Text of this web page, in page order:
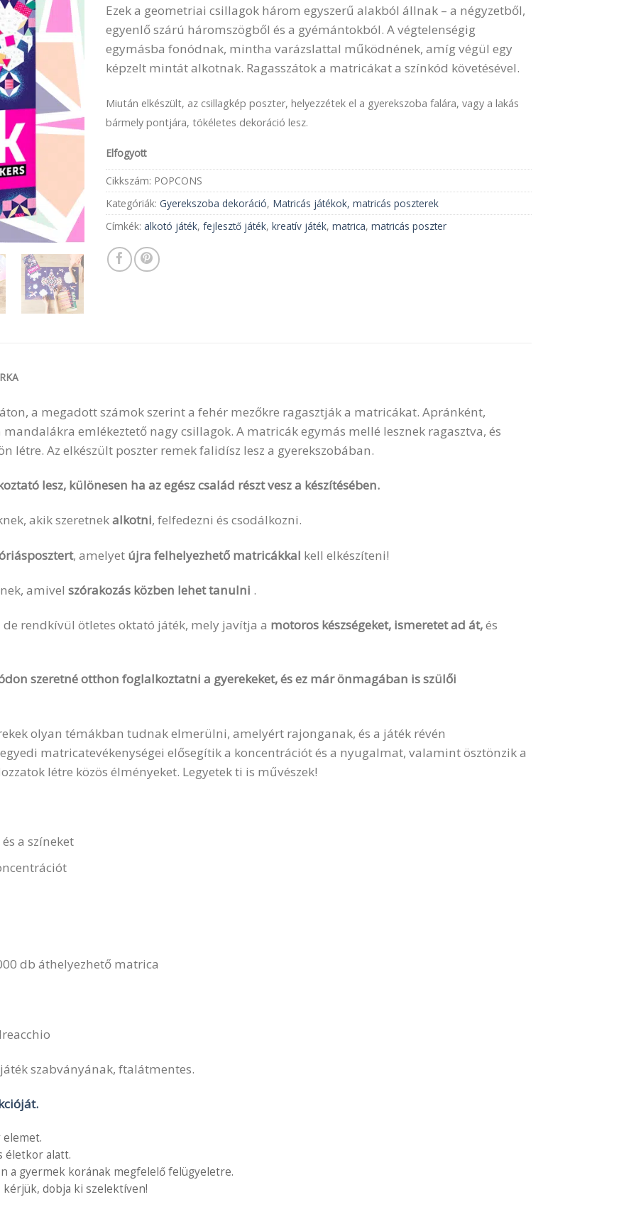
Ezek a geometriai csillagok három egyszerű alakból állnak – a négyzetből,
egyenlő szárú háromszögből és a gyémántokból. A végtelenségig
egymásba fonódnak, mintha varázslattal működnének, amíg végül egy
képzelt mintát alkotnak. Ragasszátok a matricákat a színkód követésével.
Miután elkészült, az csillagkép poszter, helyezzétek el a gyerekszoba falára, vagy a lakás
bármely pontjára, tökéletes dekoráció lesz.
Elfogyott
Cikkszám: POPCONS
Kategóriák: Gyerekszoba dekoráció, Matricás játékok, matricás poszterek
Címkék: alkotó játék, fejlesztő játék, kreatív játék, matrica, matricás poszter
a megadott számok szerint a fehér mezőkre ragasztják a matricákat. Apránként,
emlékeztető nagy csillagok. A matricák egymás mellé lesznek ragasztva, és
létre. Az elkészült poszter remek falidísz lesz a gyerekszobában.
lesz, különesen ha az egész család részt vesz a készítésében.
akik szeretnekalkotni, felfedezni és csodálkozni.
, amelyet újra felhelyezhető matricákkal kell elkészíteni!
amivel szórakozás közben lehet tanulni .
de rendkívül ötletes oktató játék, mely javítja a motoros készségeket, ismeretet ad át,és
szeretné otthon foglalkoztatni a gyerekeket, és ez már önmagában is szülői
olyan témákban tudnak elmerülni, amelyért rajonganak, és a játék révén
matricatevékenységei elősegítik a koncentrációt és a nyugalmat, valamint ösztönzik a
létre közös élményeket. Legyetek ti is művészek!
a színeket
db áthelyezhető matrica
szabványának, ftalátmentes.
elemet.
életkor alatt.
a gyermek korának megfelelő felügyeletre.
kérjük, dobja ki szelektíven!